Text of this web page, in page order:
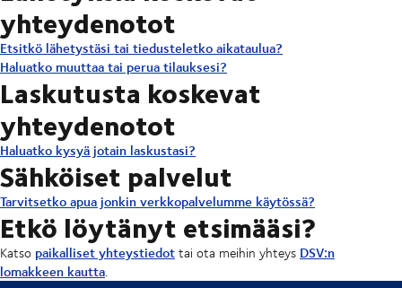
yhteydenotot
Etsitkö lähetystäsi tai tiedusteletko aikataulua?
Haluatko muuttaa tai perua tilauksesi?
Laskutusta koskevat
yhteydenotot
Haluatko kysyä jotain laskustasi?
Sähköiset palvelut
Tarvitsetko apua jonkin verkkopalvelumme käytössä?
Etkö löytänyt etsimääsi?
Katso paikalliset yhteystiedottai ota meihin yhteys DSV:n
lomakkeen kautta.